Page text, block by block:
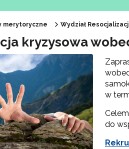
merytoryczne Wydział
kryzysowa
w
do